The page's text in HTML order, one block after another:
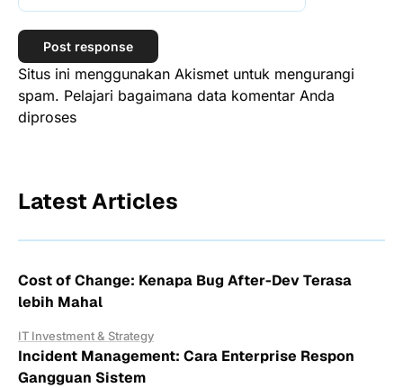
Situs ini menggunakan Akismet untuk mengurangi
spam. Pelajari bagaimana data komentar Anda
diproses
Latest Articles
Cost of Change: Kenapa Bug After-Dev Terasa
lebih Mahal
IT Investment & Strategy
Incident Management: Cara Enterprise Respon
Gangguan Sistem